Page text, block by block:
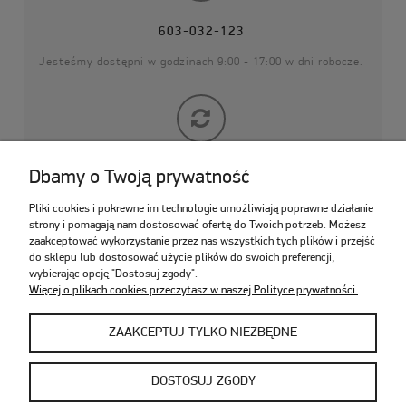
603-032-123
Jesteśmy dostępni w godzinach 9:00 - 17:00 w dni robocze.
14 DNI NA ZWROT
zamówione produkty możesz zwrócić
do 14 dni od daty zakupu
POMOC
MOJE KONTO
PŁATNOŚCI I DOSTAWA
Dbamy o Twoją prywatność
Pliki cookies i pokrewne im technologie umożliwiają poprawne działanie
strony i pomagają nam dostosować ofertę do Twoich potrzeb. Możesz
zaakceptować wykorzystanie przez nas wszystkich tych plików i przejść
do sklepu lub dostosować użycie plików do swoich preferencji,
wybierając opcję "Dostosuj zgody".
Więcej o plikach cookies przeczytasz w naszej Polityce prywatności.
ZAAKCEPTUJ TYLKO NIEZBĘDNE
DOSTOSUJ ZGODY